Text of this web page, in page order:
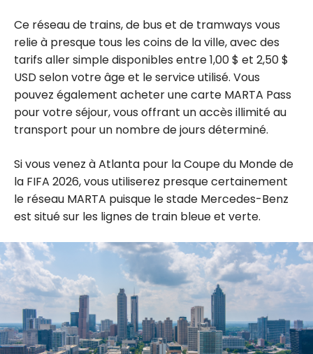
Ce réseau de trains, de bus et de tramways vous
relie à presque tous les coins de la ville, avec des
tarifs aller simple disponibles entre 1,00 $ et 2,50 $
USD selon votre âge et le service utilisé. Vous
pouvez également acheter une carte MARTA Pass
pour votre séjour, vous offrant un accès illimité au
transport pour un nombre de jours déterminé.
Si vous venez à Atlanta pour la Coupe du Monde de
la FIFA 2026, vous utiliserez presque certainement
le réseau MARTA puisque le stade Mercedes-Benz
est situé sur les lignes de train bleue et verte.